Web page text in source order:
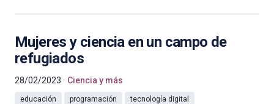
Mujeres y ciencia en un campo de
refugiados
28/02/2023 Ciencia y más
educación programación tecnología digital